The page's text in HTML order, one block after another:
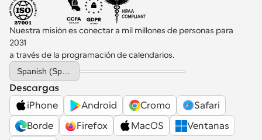
Nuestra misión es conectar a mil millones de personas para
2031
a través de la programación de calendarios.
Select Language
Descargas
iPhone
Android Cromo
Safari
Borde
Firefox MacOS
Ventanas